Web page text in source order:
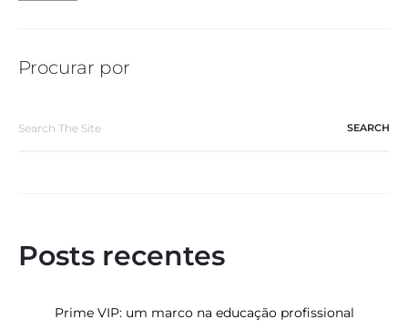
Procurar por
Posts recentes
Prime VIP: um marco na educação profissional